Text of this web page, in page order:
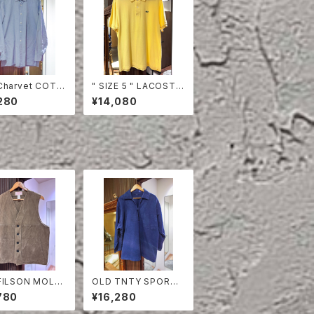
COTT
" SIZE 5 " LACOSTE
POLO SHIRT YELLO
W
¥14,080
MOLES
OLD TNTY SPORT
FISHERMAN SMOCK
¥16,280